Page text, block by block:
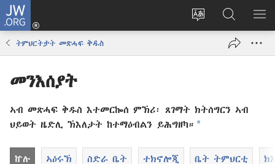
JW.ORG
ቋንቋ
እቶ
(opens
ኣብ
JW.ORG
ድለ
ትምህርትታት መጽሓፍ ቅዱስ
መንእሰያት
ኣብ መጽሓፍ ቅዱስ እተመርኰሰ ምኽሪ፡ ጸገማት ክትሰግርን ኣብ
ህይወት ዜድሊ ኽእለታት ከተማዕብልን ይሕግዘካ። a
ኵሉ ኣዕሩኽ ስድራ ቤት ተክኖሎጂ ቤት ትምህርቲ